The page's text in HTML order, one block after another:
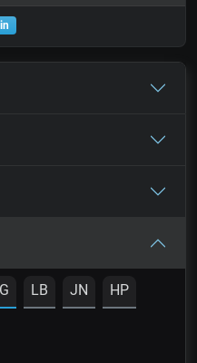
LB JN HP